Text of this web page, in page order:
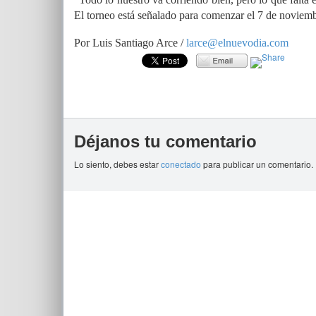
El torneo está señalado para comenzar el 7 de
Por Luis Santiago Arce /larce@elnuevodia.com
Déjanos tu comentario
Lo siento, debes estarconectado para publicar un comentario.